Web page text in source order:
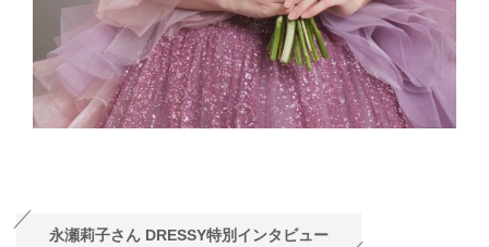
永瀬莉子さん DRESSY特別インタビュー